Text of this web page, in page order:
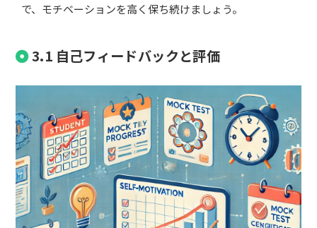
で、モチベーションを高く保ち続けましょう。
3.1 自己フィードバックと評価